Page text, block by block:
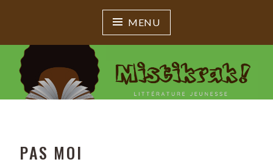
MENU
MISTIKRAK !
Littérature jeunesse
PAS MOI